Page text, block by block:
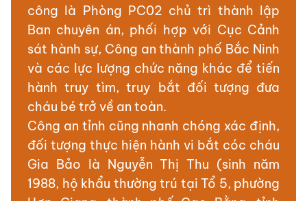
công là Phòng PC02 chủ trì thành lập
Ban chuyên án, phối hợp với Cục Cảnh
sát hành sự, Công an thành phố Bắc Ninh
và các lực lượng chức năng khác để tiến
hành truy tìm, truy bắt đối tượng đưa
cháu bé trở về an toàn.
Công an tỉnh cũng nhanh chóng xác định,
đối tượng thực hiện hành vi bắt cóc cháu
Gia Bảo là Nguyễn Thị Thu (sinh năm
1988, hộ khẩu thường trú tại Tổ 5, phường